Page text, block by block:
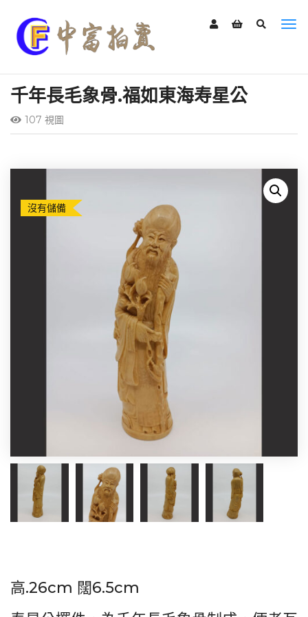
千年長毛象骨.福如東海寿星公
107 視圖
沒有儲備
高.26cm 闊6.5cm